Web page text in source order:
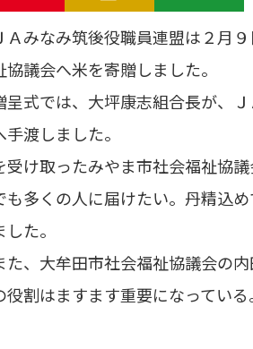
みなみ筑後役職員連盟は２月
協議会へ米を寄贈しました。
式では、大坪康志組合長が、
手渡しました。
受け取ったみやま市社会福祉協
も多くの人に届けたい。丹精込
した。
、大牟田市社会福祉協議会の
役割はますます重要になってい